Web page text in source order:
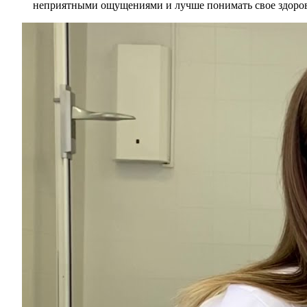
неприятными ощущениями и лучше понимать свое